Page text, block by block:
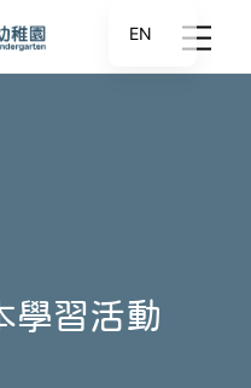
學習活動
EN